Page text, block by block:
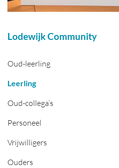
Lodewijk Community
Oud-leerling
Leerling
Oud-collega’s
Personeel
Vrijwilligers
Ouders